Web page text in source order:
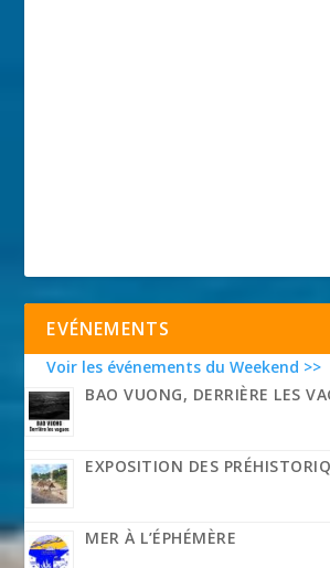
EVÉNEMENTS
Voir les événements du Weekend >>
BAO VUONG, DERRIÈRE LES
EXPOSITION DES
MER À L’ÉPHÉMÈRE